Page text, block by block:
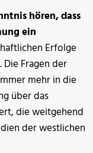
hören, dass
ein
Erfolge
Fragen der
mehr in die
über das
die weitgehend
der westlichen